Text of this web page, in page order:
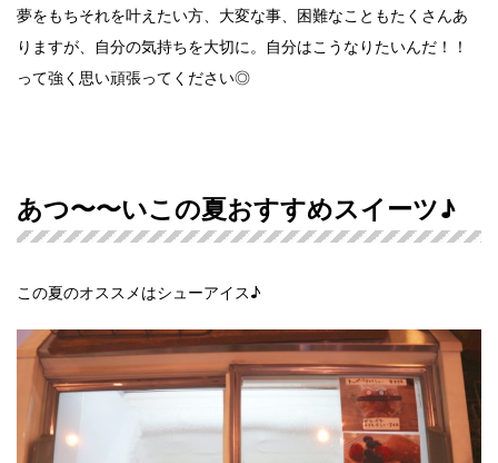
夢をもちそれを叶えたい方、大変な事、困難なこともたくさんあ
りますが、自分の気持ちを大切に。自分はこうなりたいんだ！！
って強く思い頑張ってください◎
あつ〜〜いこの夏おすすめスイーツ♪
この夏のオススメはシューアイス♪